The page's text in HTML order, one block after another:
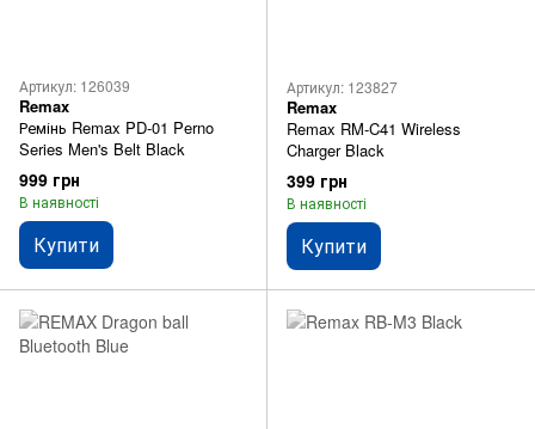
Артикул: 126039
Remax
Ремінь Remax PD-01 Perno
Series Men's Belt Black
999 грн
В наявності
Купити
Артикул: 123827
Remax
Remax RM-C41 Wireless
Charger Black
399 грн
В наявності
Купити